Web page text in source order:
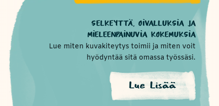
SELKEYTTÄ, OIVALLUKSIA JA
MIELEENPAINUVIA KOKEMUKSIA
Lue miten kuvakiteytys toimii ja miten voit
hyödyntää sitä omassa työssäsi.
Lue Lisää